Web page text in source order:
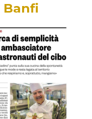
Banfi